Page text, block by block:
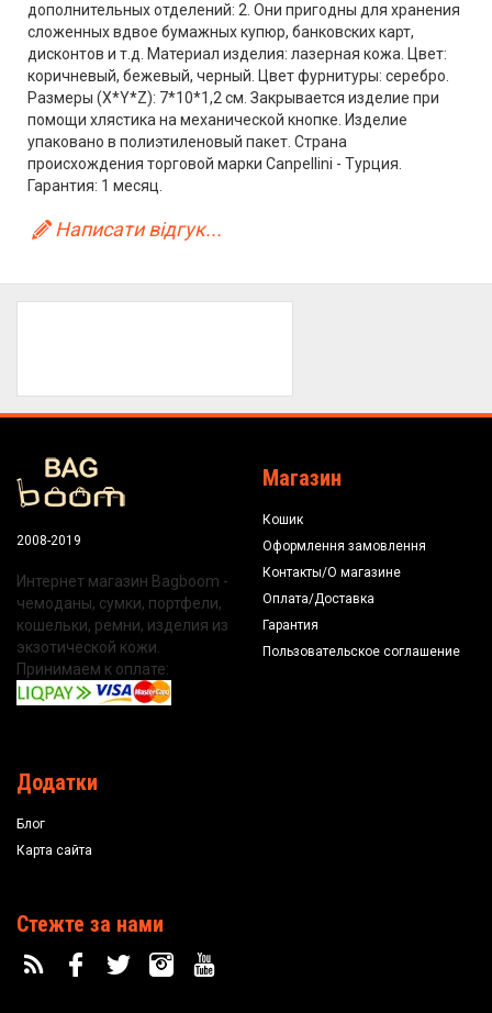
дополнительных отделений: 2. Они пригодны для хранения
сложенных вдвое бумажных купюр, банковских карт,
дисконтов и т.д. Материал изделия: лазерная кожа. Цвет:
коричневый, бежевый, черный. Цвет фурнитуры: серебро.
Размеры (X*Y*Z): 7*10*1,2 см. Закрывается изделие при
помощи хлястика на механической кнопке. Изделие
упаковано в полиэтиленовый пакет. Страна
происхождения торговой марки Canpellini - Турция.
Гарантия: 1 месяц.
Написати відгук...
2008-2019
Интернет магазин Bagboom -
чемоданы, сумки, портфели,
кошельки, ремни, изделия из
экзотической кожи.
Принимаем к оплате:
Магазин
Кошик
Оформлення замовлення
Контакты/О магазине
Оплата/Доставка
Гарантия
Пользовательское соглашение
Додатки
Блог
Карта сайта
Стежте за нами